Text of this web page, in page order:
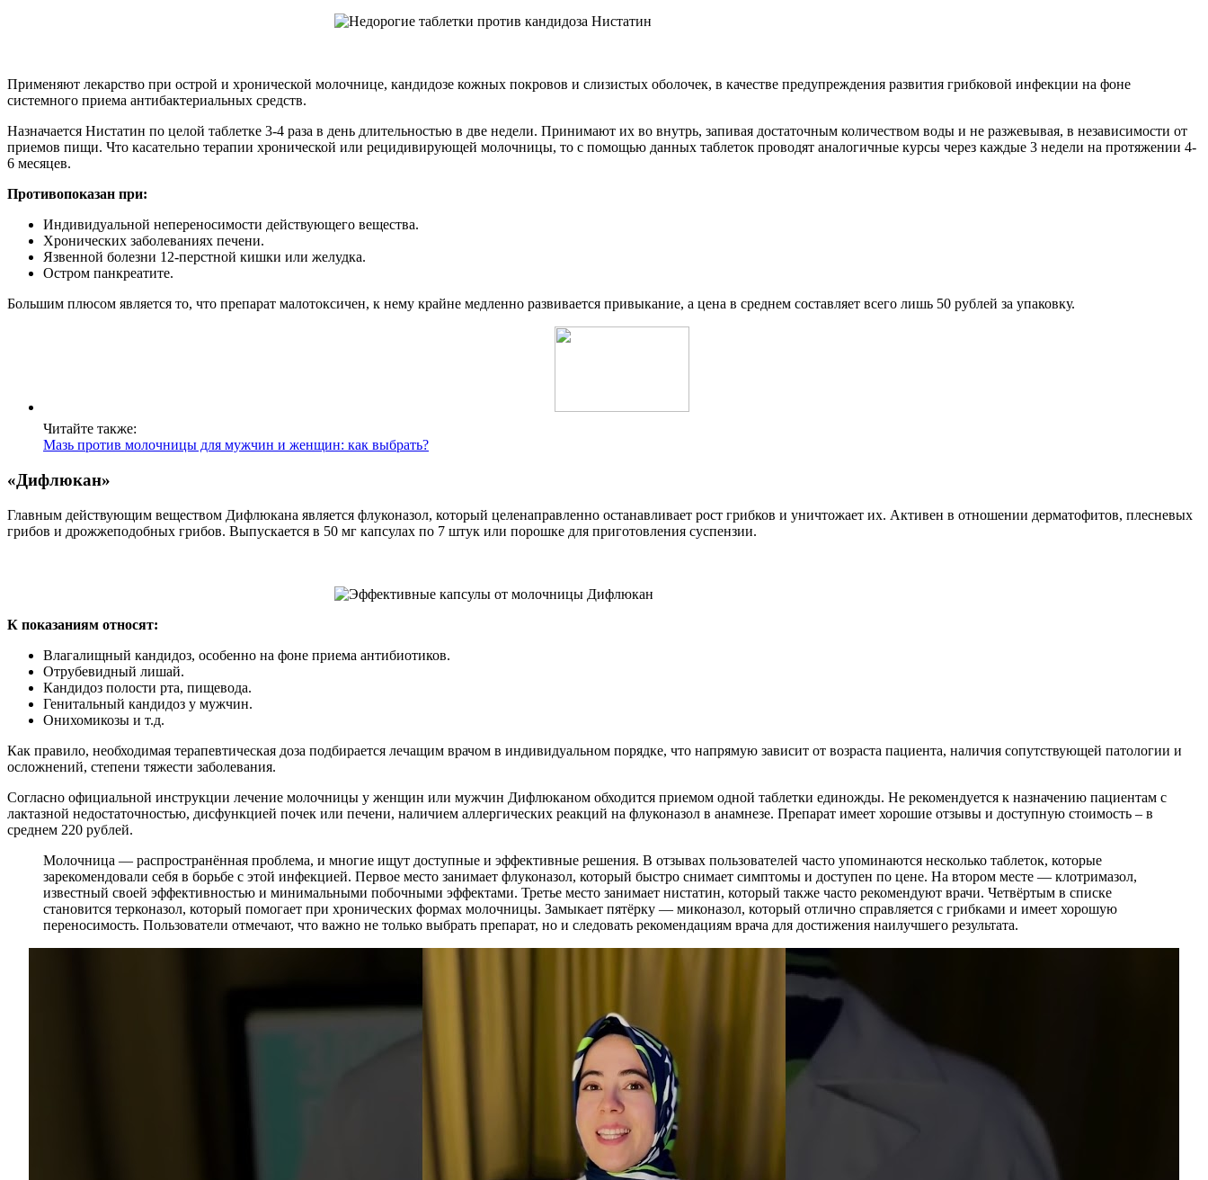
Применяют лекарство при острой и хронической молочнице, кандидозе кожных покровов и слизистых оболочек, в качестве предупреждения развития грибковой инфекции на фоне
системного приема антибактериальных средств.
Назначается Нистатин по целой таблетке 3-4 раза в день длительностью в две недели. Принимают их во внутрь, запивая достаточным количеством воды и не разжевывая, в независимости от
приемов пищи. Что касательно терапии хронической или рецидивирующей молочницы, то с помощью данных таблеток проводят аналогичные курсы через каждые 3 недели на протяжении 4-
6 месяцев.
Противопоказан при:
Индивидуальной непереносимости действующего вещества.
Хронических заболеваниях печени.
Язвенной болезни 12-перстной кишки или желудка.
Остром панкреатите.
Большим плюсом является то, что препарат малотоксичен, к нему крайне медленно развивается привыкание, а цена в среднем составляет всего лишь 50 рублей за упаковку.
Читайте также:
Мазь против молочницы для мужчин и женщин: как выбрать?
«Дифлюкан»
Главным действующим веществом Дифлюкана является флуконазол, который целенаправленно останавливает рост грибков и уничтожает их. Активен в отношении дерматофитов, плесневых
грибов и дрожжеподобных грибов. Выпускается в 50 мг капсулах по 7 штук или порошке для приготовления суспензии.
К показаниям относят:
Влагалищный кандидоз, особенно на фоне приема антибиотиков.
Отрубевидный лишай.
Кандидоз полости рта, пищевода.
Генитальный кандидоз у мужчин.
Онихомикозы и т.д.
Как правило, необходимая терапевтическая доза подбирается лечащим врачом в индивидуальном порядке, что напрямую зависит от возраста пациента, наличия сопутствующей патологии и
осложнений, степени тяжести заболевания.
Согласно официальной инструкции лечение молочницы у женщин или мужчин Дифлюканом обходится приемом одной таблетки единожды. Не рекомендуется к назначению пациентам с
лактазной недостаточностью, дисфункцией почек или печени, наличием аллергических реакций на флуконазол в анамнезе. Препарат имеет хорошие отзывы и доступную стоимость – в
среднем 220 рублей.
Молочница — распространённая проблема, и многие ищут доступные и эффективные решения. В отзывах пользователей часто упоминаются несколько таблеток, которые
зарекомендовали себя в борьбе с этой инфекцией. Первое место занимает флуконазол, который быстро снимает симптомы и доступен по цене. На втором месте — клотримазол,
известный своей эффективностью и минимальными побочными эффектами. Третье место занимает нистатин, который также часто рекомендуют врачи. Четвёртым в списке
становится терконазол, который помогает при хронических формах молочницы. Замыкает пятёрку — миконазол, который отлично справляется с грибками и имеет хорошую
переносимость. Пользователи отмечают, что важно не только выбрать препарат, но и следовать рекомендациям врача для достижения наилучшего результата.